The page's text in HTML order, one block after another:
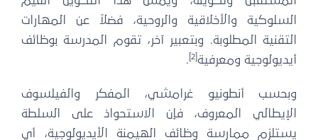
السلوكية والأخلاقية والروحية، فضلاً عن المهارات
التقنية المطلوبة. وبتعبير آخر، تقوم المدرسة بوظائف
أيديولوجية ومعرفية
.
وبحسب أنطونيو غرامشي، المفكر والفيلسوف
الإيطالي المعروف، فإن الاستحواذ على السلطة
يستلزم ممارسة وظائف الهيمنة الأيديولوجية، أي